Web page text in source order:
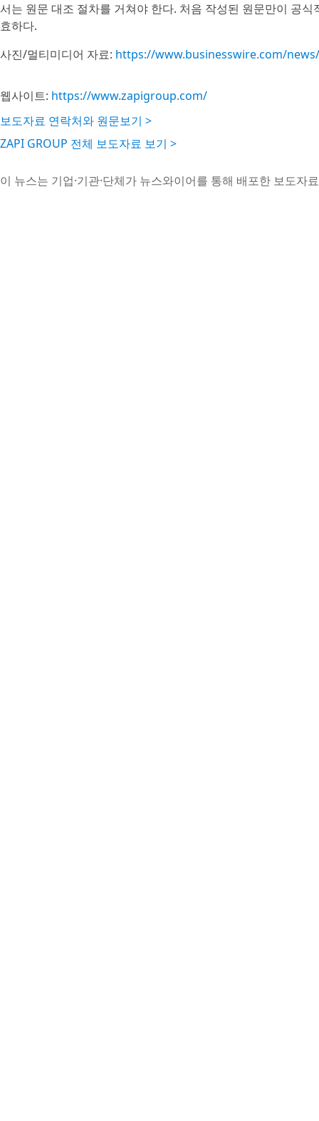
서는 원문 대조 절차를 거쳐야 한다. 처음 작성된 원문만이 공
효하다.
사진/멀티미디어 자료: https://www.businesswire.com/
웹사이트: https://www.zapigroup.com/
보도자료 연락처와 원문보기 >
ZAPI GROUP 전체 보도자료 보기 >
이 뉴스는 기업·기관·단체가 뉴스와이어를 통해 배포한 보도자